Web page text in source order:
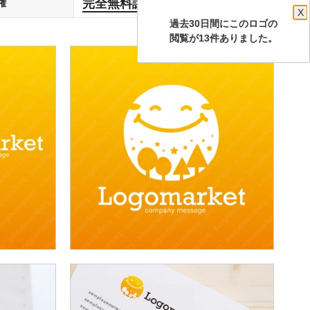
過去30日間にこのロゴの
X
閲覧が13件ありました。